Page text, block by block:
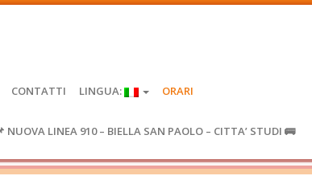
CONTATTI LINGUA: ORARI
NUOVA LINEA 910 – BIELLA SAN PAOLO – CITTA’ STUDI 🚌